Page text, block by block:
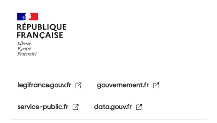
legifrance.gouv.fr gouvernement.fr
service-public.fr data.gouv.fr